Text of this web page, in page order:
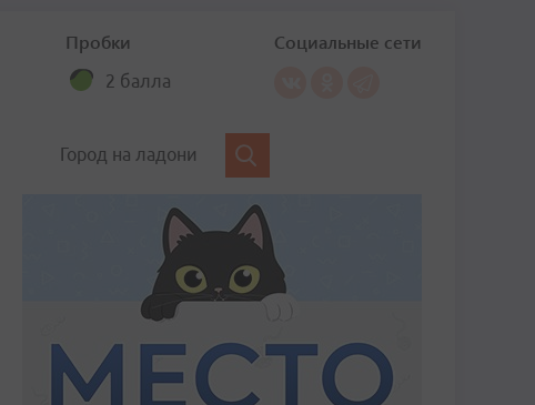
Пробки
2 балла
Социальные сети
Город на ладони